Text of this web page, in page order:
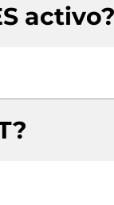
activo?